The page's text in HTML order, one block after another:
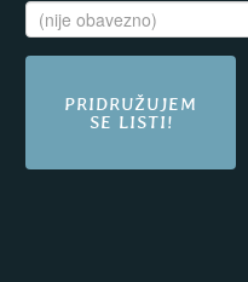
PRIDRUŽUJEM
SE LISTI!